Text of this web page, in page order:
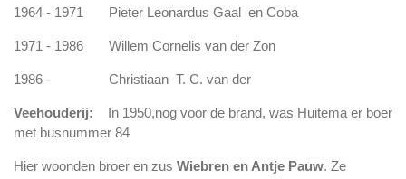
1964 - 1971 Pieter Leonardus Gaal en Coba
1971 - 1986 Willem Cornelis van der Zon
1986 - Christiaan T. C. van der
Veehouderij:
In 1950,nog voor de brand, was Huitema er boer
met busnummer 84
Hier woonden broer en zus Wiebren en Antje Pauw. Ze